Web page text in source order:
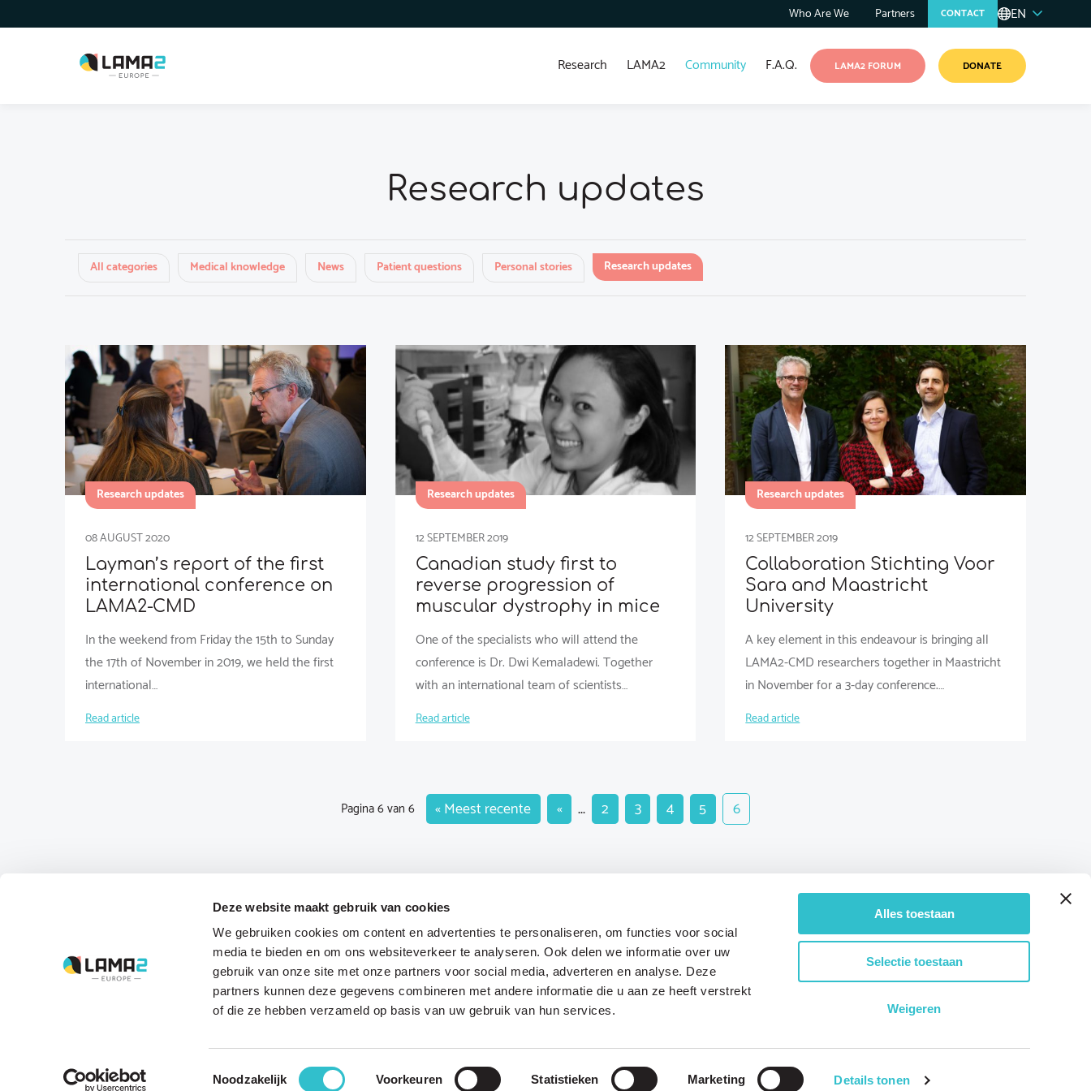
Deze website maakt gebruik van cookies
We gebruiken cookies om content en advertenties te personaliseren, om functies voor social
media te bieden en om ons websiteverkeer te analyseren. Ook delen we informatie over uw
gebruik van onze site met onze partners voor social media, adverteren en analyse. Deze
partners kunnen deze gegevens combineren met andere informatie die u aan ze heeft verstrekt
of die ze hebben verzameld op basis van uw gebruik van hun services.
Toestemmingsselectie
Noodzakelijk Voorkeuren Statistieken Marketing Details tonen
Alles toestaan
Selectie toestaan
Weigeren
Who Are We Partners CONTACT EN
Research LAMA2 Community F.A.Q. LAMA2 FORUM DONATE
Research updates
All categories Medical knowledge News Patient questions Personal stories Research updates
Research updates
08 AUGUST 2020
Layman’s report of the first
international conference on
LAMA2-CMD
In the weekend from Friday the 15th to Sunday
the 17th of November in 2019, we held the first
international…
Read article
Research updates
12 SEPTEMBER 2019
Canadian study first to
reverse progression of
muscular dystrophy in mice
One of the specialists who will attend the
conference is Dr. Dwi Kemaladewi. Together
with an international team of scientists…
Read article
Research updates
12 SEPTEMBER 2019
Collaboration Stichting Voor
Sara and Maastricht
University
A key element in this endeavour is bringing all
LAMA2-CMD researchers together in Maastricht
in November for a 3-day conference.…
Read article
Pagina 6 van 6 « Meest recente « ... 2 3 4 5 6
The driving forces
behind Lama2.com
Bekijk alle partners